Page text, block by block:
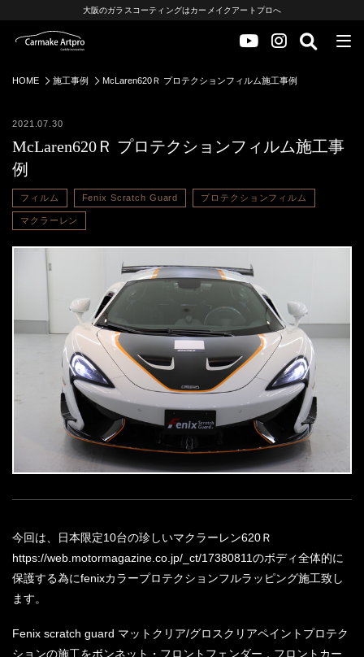
大阪のガラスコーティングはカーメイクアートプロへ
HOME 施工事例 McLaren620Ｒ プロテクションフィルム施工事例
2021.07.30
McLaren620Ｒ プロテクションフィルム施工事
例
フィルム Fenix Scratch Guard プロテクションフィルム
マクラーレン
今回は、日本限定10台の珍しいマクラーレン620Ｒ
https://web.motormagazine.co.jp/_ct/17380811のボディ全体的に
保護する為にfenixカラープロテクションフルラッピング施工致し
ます。
Fenix scratch guard マットクリア/グロスクリアペイントプロテク
ションの施工をボンネット・フロントフェンダー，フロントカー